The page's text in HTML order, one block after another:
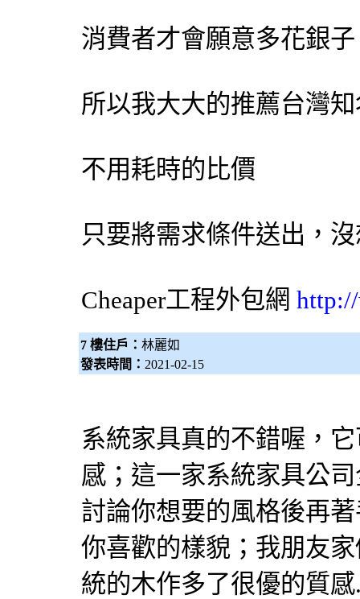
消費者才會願意多花銀子
所以我大大的推薦台灣
不用耗時的比價
只要將需求條件送出，
Cheaper工程外包網
7 樓住戶： 林麗如
發表時間： 2021-02-15
系統家具真的不錯喔，
感；這一家系統家具公
討論你想要的風格後再
你喜歡的樣貌；我朋友
統的木作多了很優的質